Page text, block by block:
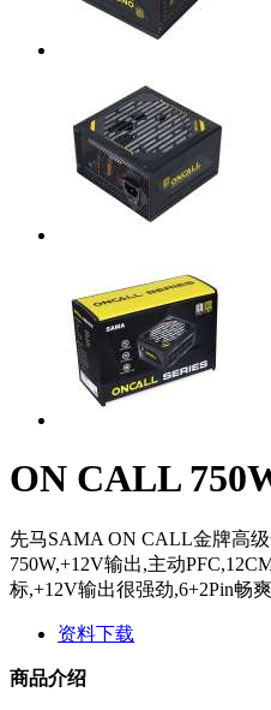
ON CALL
先马SAMA ON CALL金牌高
750W,+12V输出,主动
标,+12V输出很强劲,6+2Pin畅
资料下载
商品介绍